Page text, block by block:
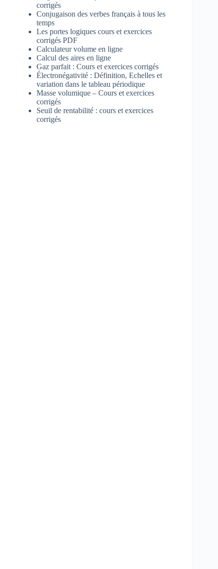
corrigés
Conjugaison des verbes français à tous les
temps
Les portes logiques cours et exercices
corrigés PDF
Calculateur volume en ligne
Calcul des aires en ligne
Gaz parfait : Cours et exercices corrigés
Électronégativité : Définition, Echelles et
variation dans le tableau périodique
Masse volumique – Cours et exercices
corrigés
Seuil de rentabilité : cours et exercices
corrigés